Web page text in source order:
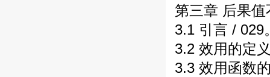
第三章 后果
3.1 引言 / 029
3.2 效用的定
3.3 效用函数